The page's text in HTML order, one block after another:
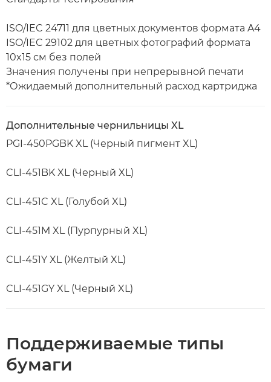
ISO/IEC 24711 для цветных документов формата A4
ISO/IEC 29102 для цветных фотографий формата
10x15 см без полей
Значения получены при непрерывной печати
*Ожидаемый дополнительный расход картриджа
Дополнительные чернильницы XL
PGI-450PGBK XL (Черный пигмент XL)
CLI-451BK XL (Черный XL)
CLI-451C XL (Голубой XL)
CLI-451M XL (Пурпурный XL)
CLI-451Y XL (Желтый XL)
CLI-451GY XL (Черный XL)
Поддерживаемые типы
бумаги